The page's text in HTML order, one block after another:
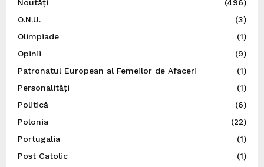
Noutăți
(496)
O.N.U.
(3)
Olimpiade
(1)
Opinii
(9)
Patronatul European al Femeilor de Afaceri
(1)
Personalități
(1)
Politică
(6)
Polonia
(22)
Portugalia
(1)
Post Catolic
(1)